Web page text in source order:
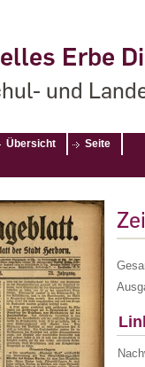
Erbe
und
Übersicht Seite